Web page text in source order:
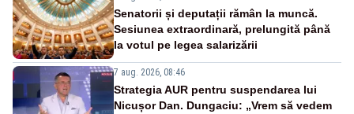
Senatorii și deputații rămân la muncă.
Sesiunea extraordinară, prelungită până
la votul pe legea salarizării
7 aug. 2026, 08:46
Strategia AUR pentru suspendarea lui
Nicușor Dan. Dungaciu: „Vrem să vedem